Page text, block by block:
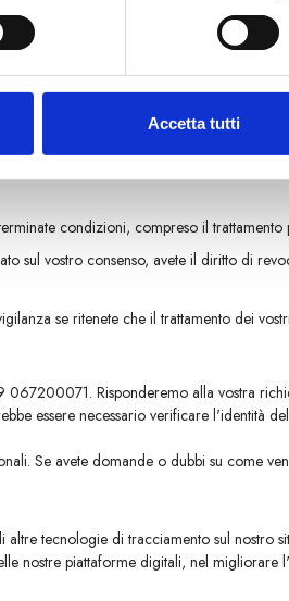
Accetta tutti
e di ottenere informazioni su come le
avete il diritto di richiederne la
delle proprie informazioni personali
dei suoi dati personali in
strutturato, comunemente utilizzato e
condizioni, compreso il trattamento
sul vostro consenso, avete il diritto di
se ritenete che il trattamento dei
Risponderemo alla vostra
essere necessario verificare l'identità
Se avete domande o dubbi su come
tecnologie di tracciamento sul nostro
nostre piattaforme digitali, nel migliorare